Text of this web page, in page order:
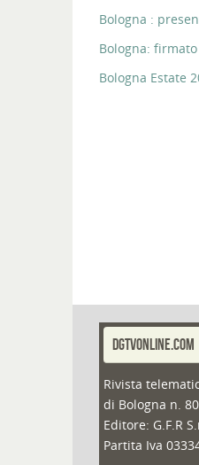
Bologna :
Bologna:
Bologna Estate
DGTVONLINE.COM
Rivista
di Bologna n.
Editore: G.F.R
Partita Iva